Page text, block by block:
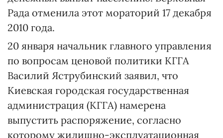
Рада отменила этот мораторий 17 декабря
2010 года.
20 января начальник главного управления
по вопросам ценовой политики КГГА
Василий Яструбинский заявил, что
Киевская городская государственная
администрация (КГГА) намерена
выпустить распоряжение, согласно
которому жилищно-эксплуатационная